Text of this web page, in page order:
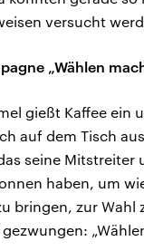
versucht
„Wählen
gießt Kaffee ein
auf dem Tisch
seine Mitstreiter
haben, um
bringen, zur Wahl